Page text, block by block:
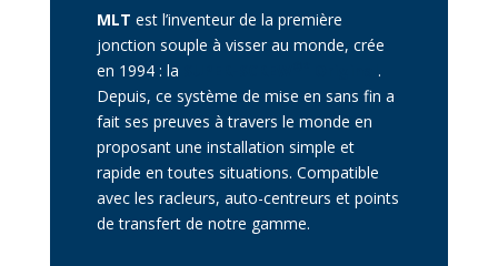
Description
MLT est l’inventeur de la première
jonction souple à visser au monde, crée
en 1994 : la
.
Depuis, ce système de mise en sans fin a
fait ses preuves à travers le monde en
proposant une installation simple et
rapide en toutes situations. Compatible
avec les racleurs, auto-centreurs et points
de transfert de notre gamme.